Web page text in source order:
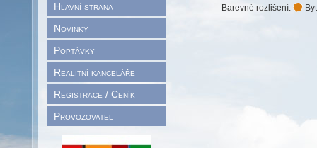
Hlavní strana
Novinky
Poptávky
Realitní kanceláře
Registrace / Ceník
Provozovatel
Barevné rozlišení: